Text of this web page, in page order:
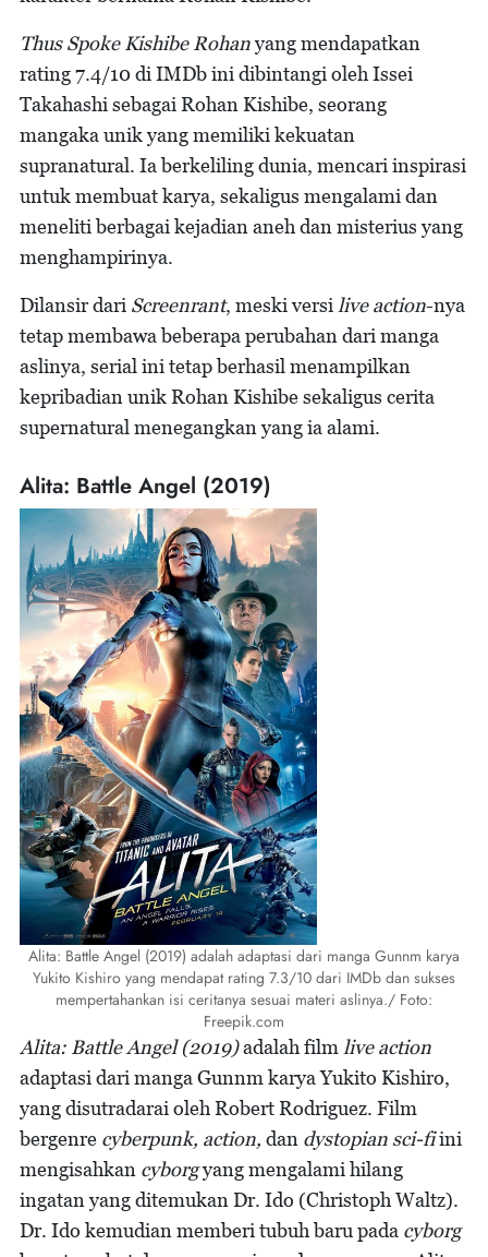
Thus Spoke Kishibe Rohanyang mendapatkan
rating 7.4/10 di IMDb ini dibintangi oleh Issei
Takahashi sebagai Rohan Kishibe, seorang
mangaka unik yang memiliki kekuatan
supranatural. Ia berkeliling dunia, mencari inspirasi
untuk membuat karya, sekaligus mengalami dan
meneliti berbagai kejadian aneh dan misterius yang
menghampirinya.
Dilansir dari Screenrant, meski versi live action-nya
tetap membawa beberapa perubahan dari manga
aslinya, serial ini tetap berhasil menampilkan
kepribadian unik Rohan Kishibe sekaligus cerita
supernatural menegangkan yang ia alami.
Alita: Battle Angel (2019)
Alita: Battle Angel (2019) adalah adaptasi dari manga Gunnm karya
Yukito Kishiro yang mendapat rating 7.3/10 dari IMDb dan sukses
mempertahankan isi ceritanya sesuai materi aslinya./ Foto:
Freepik.com
Alita: Battle Angel (2019)adalah film live action
adaptasi dari manga Gunnm karya Yukito Kishiro,
yang disutradarai oleh Robert Rodriguez. Film
bergenre cyberpunk, action, dan dystopian sci-fiini
mengisahkan cyborgyang mengalami hilang
ingatan yang ditemukan Dr. Ido (Christoph Waltz).
Dr. Ido kemudian memberi tubuh baru pada cyborg